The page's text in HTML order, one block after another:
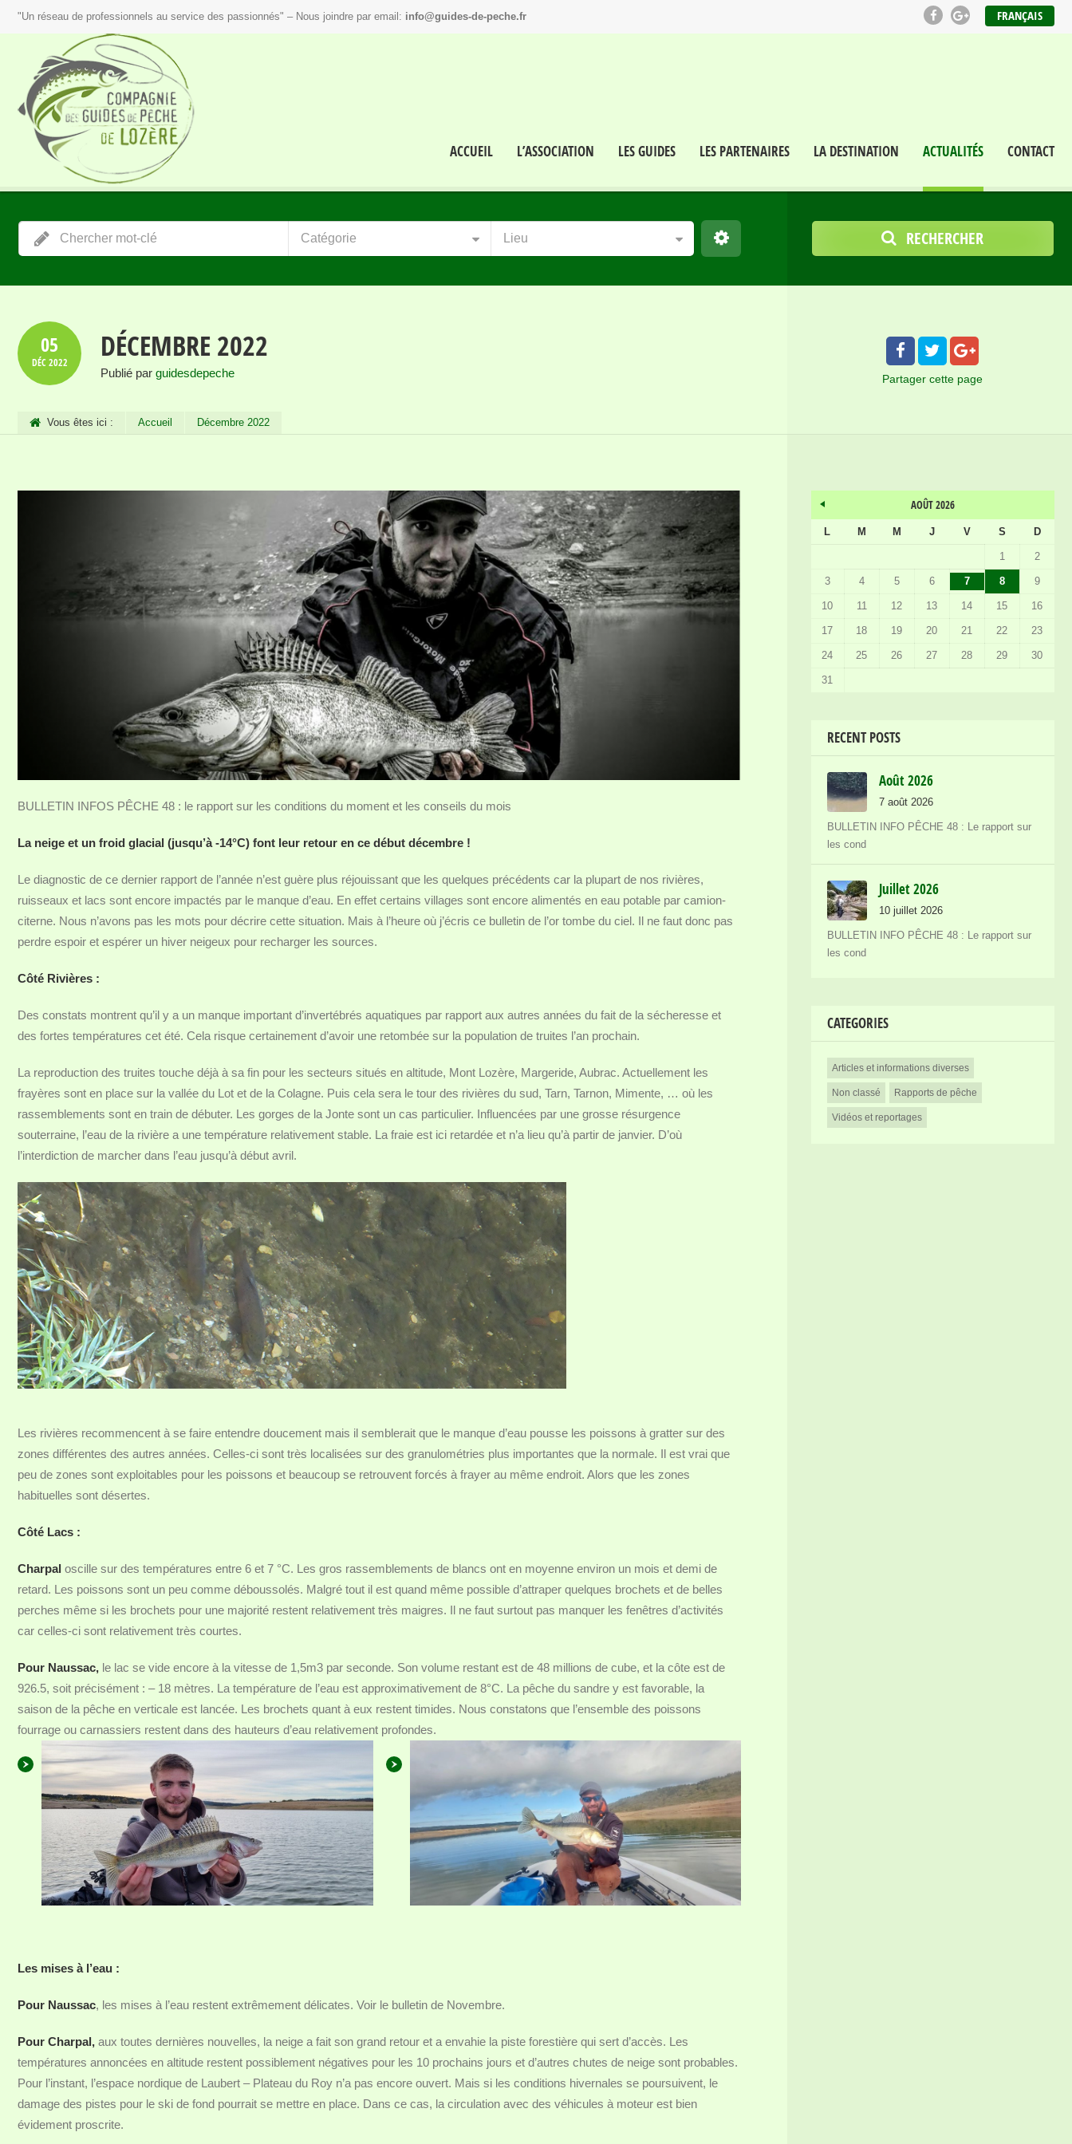
FRANÇAIS
"Un réseau de professionnels au service des passionnés" – Nous joindre par email: info@guides-de-peche.fr
ACCUEIL L’ASSOCIATION LES GUIDES LES PARTENAIRES LA DESTINATION ACTUALITÉS CONTACT
Catégorie Lieu RECHERCHER
05
DÉC2022 DÉCEMBRE 2022
Publié par guidesdepeche
Vous êtes ici : Accueil Décembre 2022
Partager cette page
BULLETIN INFOS PÊCHE 48 : le rapport sur les conditions du moment et les conseils du mois
La neige et un froid glacial (jusqu’à -14°C) font leur retour en ce début décembre !
Le diagnostic de ce dernier rapport de l’année n’est guère plus réjouissant que les quelques précédents car la plupart de nos rivières,
ruisseaux et lacs sont encore impactés par le manque d’eau. En effet certains villages sont encore alimentés en eau potable par camion-
citerne. Nous n’avons pas les mots pour décrire cette situation. Mais à l’heure où j’écris ce bulletin de l’or tombe du ciel. Il ne faut donc pas
perdre espoir et espérer un hiver neigeux pour recharger les sources.
Côté Rivières :
Des constats montrent qu’il y a un manque important d’invertébrés aquatiques par rapport aux autres années du fait de la sécheresse et
des fortes températures cet été. Cela risque certainement d’avoir une retombée sur la population de truites l’an prochain.
La reproduction des truites touche déjà à sa fin pour les secteurs situés en altitude, Mont Lozère, Margeride, Aubrac. Actuellement les
frayères sont en place sur la vallée du Lot et de la Colagne. Puis cela sera le tour des rivières du sud, Tarn, Tarnon, Mimente, … où les
rassemblements sont en train de débuter. Les gorges de la Jonte sont un cas particulier. Influencées par une grosse résurgence
souterraine, l’eau de la rivière a une température relativement stable. La fraie est ici retardée et n’a lieu qu’à partir de janvier. D’où
l’interdiction de marcher dans l’eau jusqu’à début avril.
Les rivières recommencent à se faire entendre doucement mais il semblerait que le manque d’eau pousse les poissons à gratter sur des
zones différentes des autres années. Celles-ci sont très localisées sur des granulométries plus importantes que la normale. Il est vrai que
peu de zones sont exploitables pour les poissons et beaucoup se retrouvent forcés à frayer au même endroit. Alors que les zones
habituelles sont désertes.
Côté Lacs :
Charpal oscille sur des températures entre 6 et 7 °C. Les gros rassemblements de blancs ont en moyenne environ un mois et demi de
retard. Les poissons sont un peu comme déboussolés. Malgré tout il est quand même possible d’attraper quelques brochets et de belles
perches même si les brochets pour une majorité restent relativement très maigres. Il ne faut surtout pas manquer les fenêtres d’activités
car celles-ci sont relativement très courtes.
Pour Naussac, le lac se vide encore à la vitesse de 1,5m3 par seconde. Son volume restant est de 48 millions de cube, et la côte est de
926.5, soit précisément : – 18 mètres. La température de l’eau est approximativement de 8°C. La pêche du sandre y est favorable, la
saison de la pêche en verticale est lancée. Les brochets quant à eux restent timides. Nous constatons que l’ensemble des poissons
fourrage ou carnassiers restent dans des hauteurs d’eau relativement profondes.
Les mises à l’eau :
Pour Naussac, les mises à l’eau restent extrêmement délicates. Voir le bulletin de Novembre.
Pour Charpal, aux toutes dernières nouvelles, la neige a fait son grand retour et a envahie la piste forestière qui sert d’accès. Les
températures annoncées en altitude restent possiblement négatives pour les 10 prochains jours et d’autres chutes de neige sont probables.
Pour l’instant, l’espace nordique de Laubert – Plateau du Roy n’a pas encore ouvert. Mais si les conditions hivernales se poursuivent, le
damage des pistes pour le ski de fond pourrait se mettre en place. Dans ce cas, la circulation avec des véhicules à moteur est bien
évidement proscrite.
AOÛT 2026
L M M J V S D
1 2
3 4 5 6 7 8 9
10 11 12 13 14 15 16
17 18 19 20 21 22 23
24 25 26 27 28 29 30
31
RECENT POSTS
Août 2026
7 août 2026
BULLETIN INFO PÊCHE 48 : Le rapport sur
les cond
Juillet 2026
10 juillet 2026
BULLETIN INFO PÊCHE 48 : Le rapport sur
les cond
CATEGORIES
Articles et informations diverses
Non classé Rapports de pêche
Vidéos et reportages